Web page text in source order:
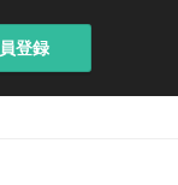
登録